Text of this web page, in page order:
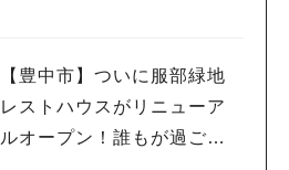
【豊中市】ついに服部緑地
レストハウスがリニューア
ルオープン！誰もが過ごし